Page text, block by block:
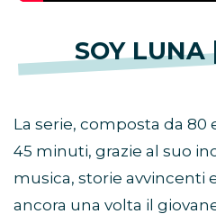
SOY LUNA
La serie, composta da 80
45 minuti, grazie al suo
musica, storie avvincenti
ancora una volta il